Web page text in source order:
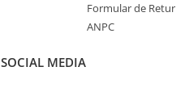
Formular de Retur
ANPC
MEDIA